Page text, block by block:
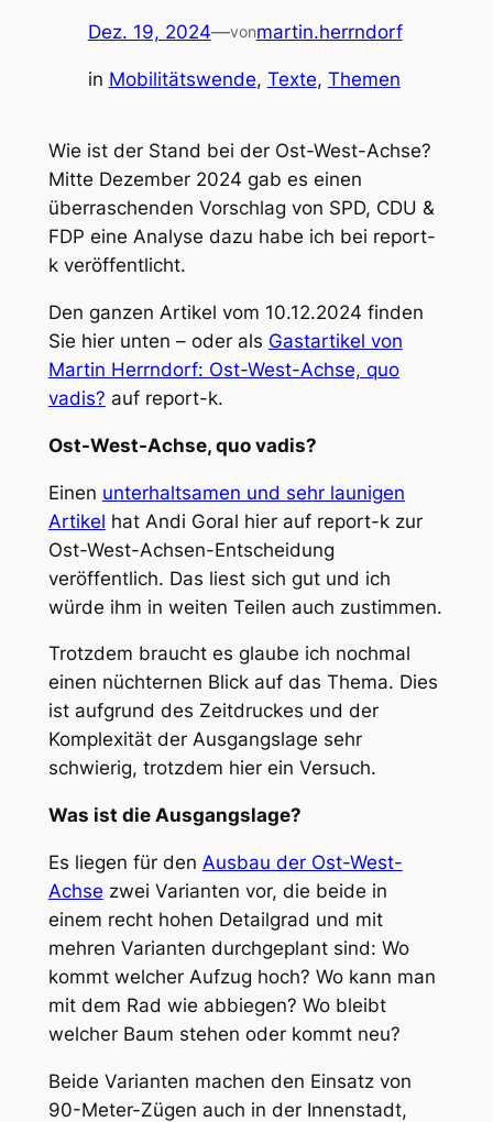
Dez. 19, 2024—vonmartin.herrndorf
in Mobilitätswende, Texte, Themen
Wie ist der Stand bei der Ost-West-Achse?
Mitte Dezember 2024 gab es einen
überraschenden Vorschlag von SPD, CDU &
FDP eine Analyse dazu habe ich bei report-
k veröffentlicht.
Den ganzen Artikel vom 10.12.2024 finden
Sie hier unten – oder als Gastartikel von
Martin Herrndorf: Ost-West-Achse, quo
vadis? auf report-k.
Ost-West-Achse, quo vadis?
Einen unterhaltsamen und sehr launigen
Artikel hat Andi Goral hier auf report-k zur
Ost-West-Achsen-Entscheidung
veröffentlich. Das liest sich gut und ich
würde ihm in weiten Teilen auch zustimmen.
Trotzdem braucht es glaube ich nochmal
einen nüchternen Blick auf das Thema. Dies
ist aufgrund des Zeitdruckes und der
Komplexität der Ausgangslage sehr
schwierig, trotzdem hier ein Versuch.
Was ist die Ausgangslage?
Es liegen für den Ausbau der Ost-West-
Achse zwei Varianten vor, die beide in
einem recht hohen Detailgrad und mit
mehren Varianten durchgeplant sind: Wo
kommt welcher Aufzug hoch? Wo kann man
mit dem Rad wie abbiegen? Wo bleibt
welcher Baum stehen oder kommt neu?
Beide Varianten machen den Einsatz von
90-Meter-Zügen auch in der Innenstadt,